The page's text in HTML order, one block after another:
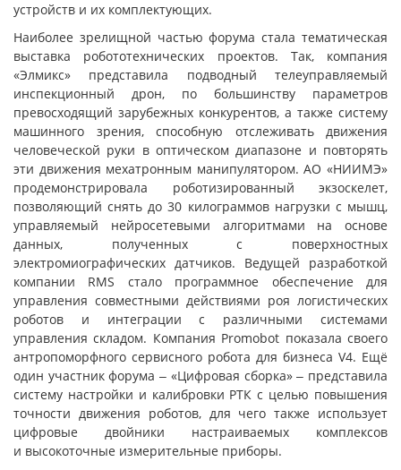
устройств и их комплектующих.
Наиболее зрелищной частью форума стала тематическая
выставка робототехнических проектов. Так, компания
«Элмикс» представила подводный телеуправляемый
инспекционный дрон, по большинству параметров
превосходящий зарубежных конкурентов, а также систему
машинного зрения, способную отслеживать движения
человеческой руки в оптическом диапазоне и повторять
эти движения мехатронным манипулятором. АО «НИИМЭ»
продемонстрировала роботизированный экзоскелет,
позволяющий снять до 30 килограммов нагрузки с мышц,
управляемый нейросетевыми алгоритмами на основе
данных, полученных с поверхностных
электромиографических датчиков. Ведущей разработкой
компании RMS стало программное обеспечение для
управления совместными действиями роя логистических
роботов и интеграции с различными системами
управления складом. Компания Promobot показала своего
антропоморфного сервисного робота для бизнеса V4. Ещё
один участник форума ‒ «Цифровая сборка» ‒ представила
систему настройки и калибровки РТК с целью повышения
точности движения роботов, для чего также использует
цифровые двойники настраиваемых комплексов
и высокоточные измерительные приборы.